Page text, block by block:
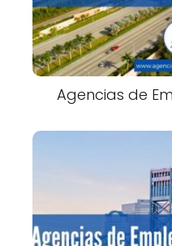
Agencias de